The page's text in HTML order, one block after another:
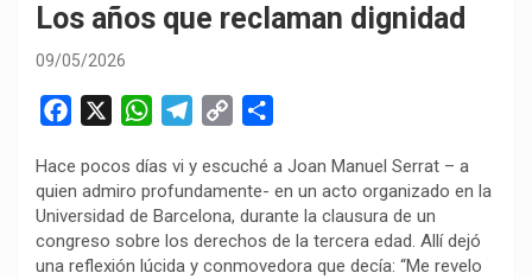
Los años que reclaman dignidad
09/05/2026
c
e
b
o
W
a
t
s
A
l
e
g
r
p
y
L
i
m
p
a
r
Hace pocos días vi y escuché a Joan Manuel Serrat – a
quien admiro profundamente- en un acto organizado en la
Universidad de Barcelona, durante la clausura de un
congreso sobre los derechos de la tercera edad. Allí dejó
una reflexión lúcida y conmovedora que decía: “Me revelo